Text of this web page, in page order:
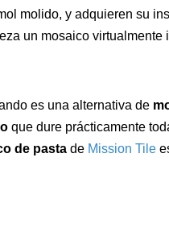
molido, y adquieren su
un mosaico
es una alternativa de
que dure prácticamente
de pasta de Mission Tile